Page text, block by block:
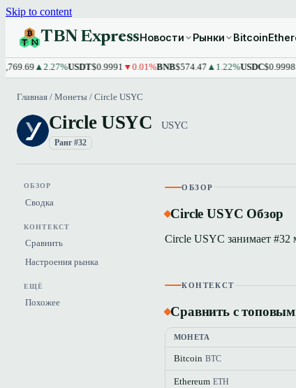
Skip to content
TBN ExpressНовости Рынки Bitcoin
▲2.27%USDT$0.9991▼0.01%BNB$574.47▲1.22%USDC$0.9998
Главная / Монеты / Circle USYC
Circle USYC USYC
Ранг #32
ОБЗОР
Сводка
КОНТЕКСТ
Сравнить
Настроения рынка
ЕЩЁ
Похожее
ОБЗОР
Circle USYC Обзор
Circle USYC занимает #32
КОНТЕКСТ
Сравнить с
МОНЕТА
Bitcoin BTC
Ethereum ETH